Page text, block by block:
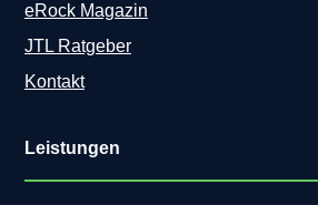
eRock Magazin
JTL Ratgeber
Kontakt
Leistungen